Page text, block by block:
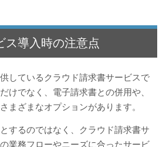
ス導入時の注意点
しているクラウド請求書サービスで
けでなく、電子請求書との併用や、
まざまなオプションがあります。
するのではなく、クラウド請求書サ
業務フローやニーズに合ったサービ